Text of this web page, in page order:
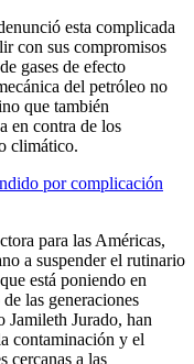
esta complicada
con sus compromisos
gases de efecto
del petróleo no
que también
en contra de los
climático.
por complicación
para las Américas,
a suspender el rutinario
está poniendo en
las generaciones
Jamileth Jurado, han
contaminación y el
cercanas a las